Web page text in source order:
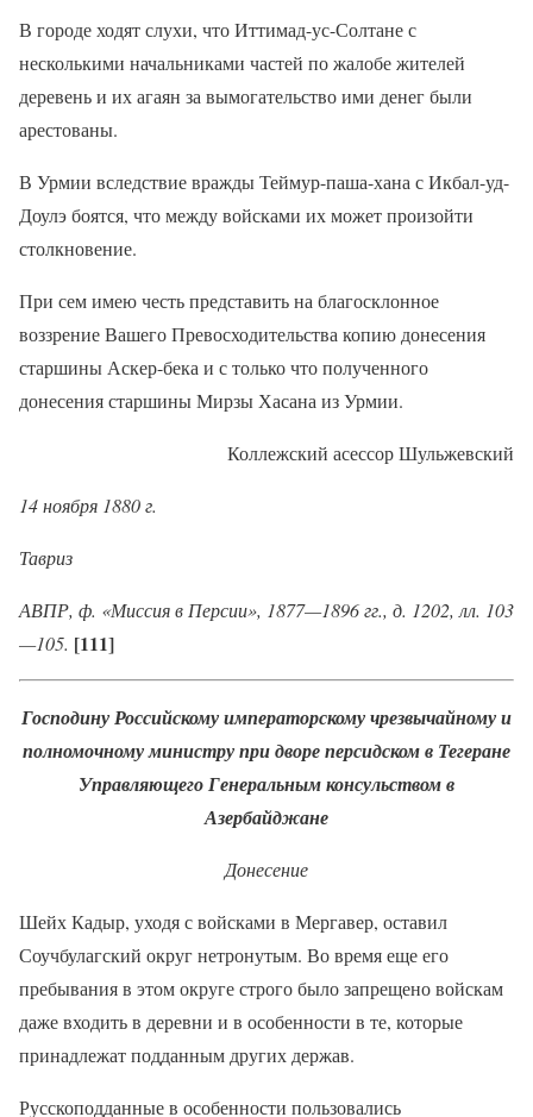
В городе ходят слухи, что Иттимад-ус-Солтане с
несколькими начальниками частей по жалобе жителей
деревень и их агаян за вымогательство ими денег были
арестованы.
В Урмии вследствие вражды Теймур-паша-хана с Икбал-уд-
Доулэ боятся, что между войсками их может произойти
столкновение.
При сем имею честь представить на благосклонное
воззрение Вашего Превосходительства копию донесения
старшины Аскер-бека и с только что полученного
донесения старшины Мирзы Хасана из Урмии.
Коллежский асессор Шульжевский
14 ноября 1880 г.
Тавриз
АВПР, ф. «Миссия в Персии», 1877—1896 гг., д. 1202, лл. 103
—105. [111]
Господину Российскому императорскому чрезвычайному и
полномочному министру при дворе персидском в Тегеране
Управляющего Генеральным консульством в
Азербайджане
Донесение
Шейх Кадыр, уходя с войсками в Мергавер, оставил
Соучбулагский округ нетронутым. Во время еще его
пребывания в этом округе строго было запрещено войскам
даже входить в деревни и в особенности в те, которые
принадлежат подданным других держав.
Русскоподданные в особенности пользовались